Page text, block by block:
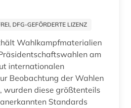
DFG-GEFÖRDERTE LIZENZ
Wahlkampfmaterialien
am
internationalen
Beobachtung der Wahlen
wurden diese größtenteils
Standards